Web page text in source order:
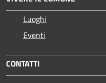
Luoghi
Eventi
CONTATTI